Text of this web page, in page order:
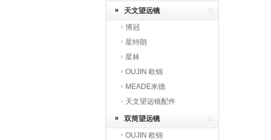
天文望远镜
博冠
星特朗
星林
OUJIN 欧锦
MEADE米德
天文望远镜配件
双筒望远镜
OUJIN 欧锦